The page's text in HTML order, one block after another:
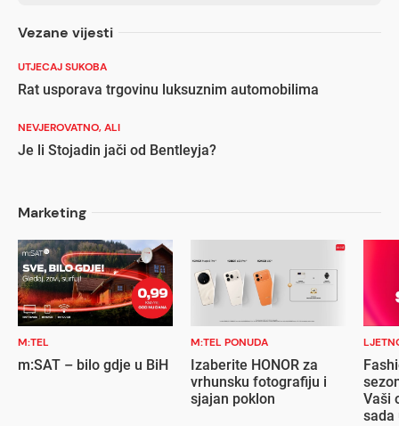
Vezane vijesti
UTJECAJ SUKOBA
Rat usporava trgovinu luksuznim automobilima
NEVJEROVATNO, ALI
Je li Stojadin jači od Bentleyja?
Marketing
M:TEL
m:SAT – bilo gdje u BiH
M:TEL PONUDA
Izaberite HONOR za
vrhunsku fotografiju i
sjajan poklon
Vaši
sada